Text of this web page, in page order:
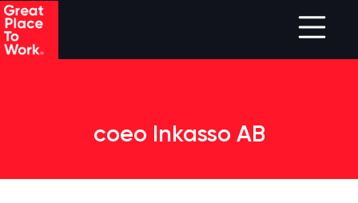
Skip to main content
coeo Inkasso AB